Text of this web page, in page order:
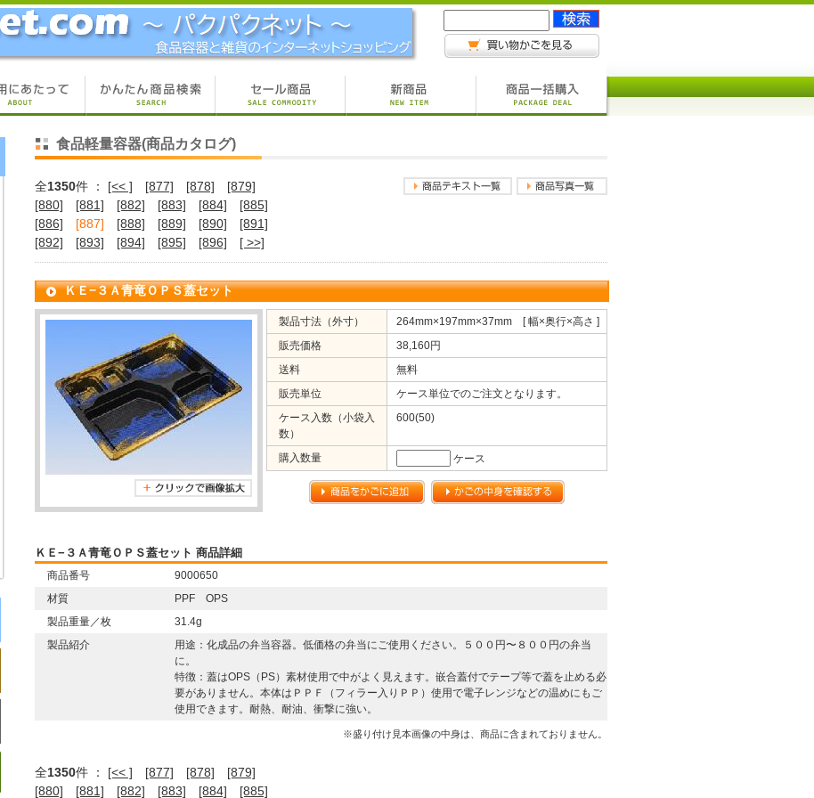
食品軽量容器(商品カタログ)
全1350件 ： [<< ] [877] [878]
[879]
[880]
[881] [882] [883] [884]
[885]
[886]
[887] [888] [889] [890]
[891]
[892]
[893] [894] [895] [896] [ >>]
ＫＥ−３Ａ青竜ＯＰＳ蓋セット
製品寸法（外寸）
264mm×197mm×37mm [ 幅×奥行×高さ ]
販売価格
38,160円
送料
無料
販売単位
ケース単位でのご注文となります。
ケース入数（小袋入
数）
600(50)
購入数量 ケース
ＫＥ−３Ａ青竜ＯＰＳ蓋セット 商品詳細
商品番号
9000650
材質
PPF OPS
製品重量／枚
31.4g
製品紹介
用途：化成品の弁当容器。低価格の弁当にご使用ください。５００円〜８００円の弁当
に。
特徴：蓋はOPS（PS）素材使用で中がよく見えます。嵌合蓋付でテープ等で蓋を止める必
要がありません。本体はＰＰＦ（フィラー入りＰＰ）使用で電子レンジなどの温めにもご
使用できます。耐熱、耐油、衝撃に強い。
※盛り付け見本画像の中身は、商品に含まれておりません。
全1350件 ： [<< ] [877] [878]
[879]
[880]
[881] [882] [883] [884]
[885]